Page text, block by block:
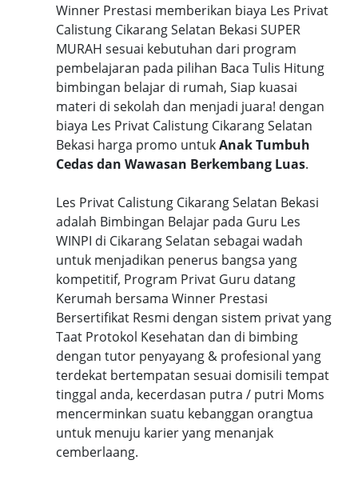
Winner Prestasi memberikan biaya Les Privat
Calistung Cikarang Selatan Bekasi SUPER
MURAH sesuai kebutuhan dari program
pembelajaran pada pilihan Baca Tulis Hitung
bimbingan belajar di rumah, Siap kuasai
materi di sekolah dan menjadi juara! dengan
biaya Les Privat Calistung Cikarang Selatan
Bekasi harga promo untukAnak Tumbuh
Cedas dan Wawasan Berkembang Luas.
Les Privat Calistung Cikarang Selatan Bekasi
adalah Bimbingan Belajar pada Guru Les
WINPI di Cikarang Selatan sebagai wadah
untuk menjadikan penerus bangsa yang
kompetitif, Program Privat Guru datang
Kerumah bersama Winner Prestasi
Bersertifikat Resmi dengan sistem privat yang
Taat Protokol Kesehatan dan di bimbing
dengan tutor penyayang & profesional yang
terdekat bertempatan sesuai domisili tempat
tinggal anda, kecerdasan putra / putri Moms
mencerminkan suatu kebanggan orangtua
untuk menuju karier yang menanjak
cemberlaang.